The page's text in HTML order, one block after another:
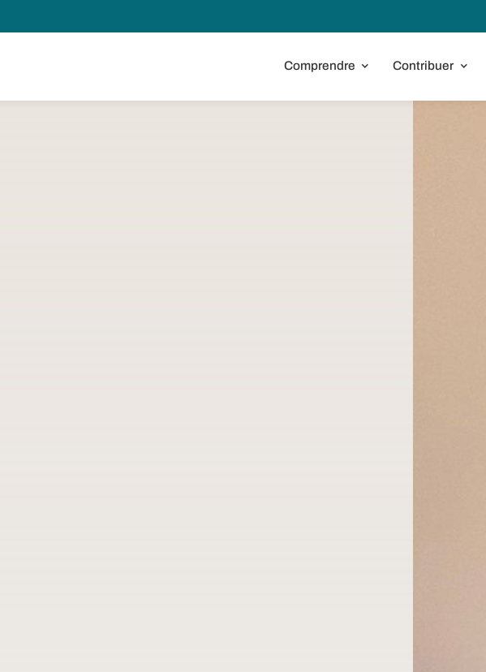
Comprendre Contribuer